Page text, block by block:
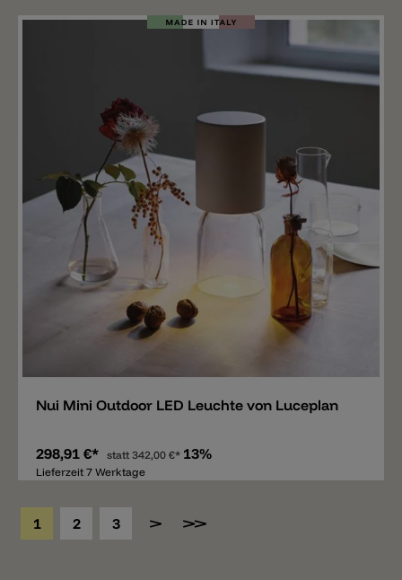
Nui Mini Outdoor LED Leuchte von Luceplan
298,91 €* statt342,00 €* 13%
Lieferzeit 7 Werktage
1 2 3